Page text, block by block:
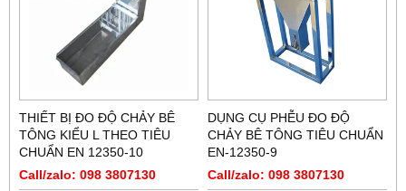
THIẾT BỊ ĐO ĐỘ CHẢY BÊ
TÔNG KIỂU L THEO TIÊU
CHUẨN EN 12350-10
Call/zalo: 098 3807130
DỤNG CỤ PHỄU ĐO ĐỘ
CHẢY BÊ TÔNG TIÊU CHUẨN
EN-12350-9
Call/zalo: 098 3807130